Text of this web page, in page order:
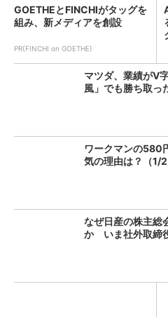
GOETHEとFINCHIがタッグを
組み、新メディアを創設
PR(FINCHI on GOETHE)
マツダ、業績がV
風」でも勝ち取っ
ワークマンの
気の理由は？（1/2
なぜ日産の株主総
か いま社外取締